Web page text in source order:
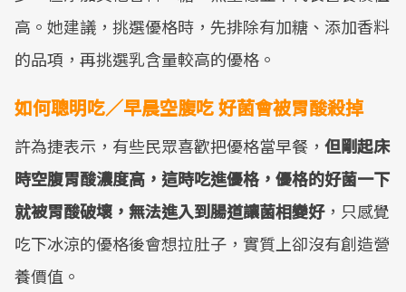
高。她建議，挑選優格時，先排除有加糖、添加香料
的品項，再挑選乳含量較高的優格。
如何聰明吃／早晨空腹吃 好菌會被胃酸殺掉
許為捷表示，有些民眾喜歡把優格當早餐， 但剛起床
時空腹胃酸濃度高，這時吃進優格，優格的好菌一下
就被胃酸破壞，無法進入到腸道讓菌相變好，只感覺
吃下冰涼的優格後會想拉肚子，實質上卻沒有創造營
養價值。